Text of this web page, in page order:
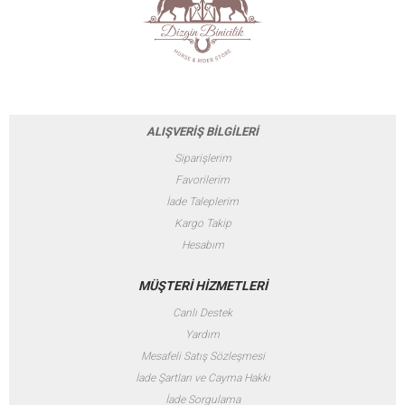
kalmasını sağlarken, yakasındaki
lüks taş (rhinestones) detayları ve
ALIŞVERİŞ BİLGİLERİ
Siparişlerim
Favorilerim
İade Taleplerim
Kargo Takip
Hesabım
MÜŞTERİ HİZMETLERİ
Canlı Destek
Yardım
Mesafeli Satış Sözleşmesi
İade Şartları ve Cayma Hakkı
İade Sorgulama